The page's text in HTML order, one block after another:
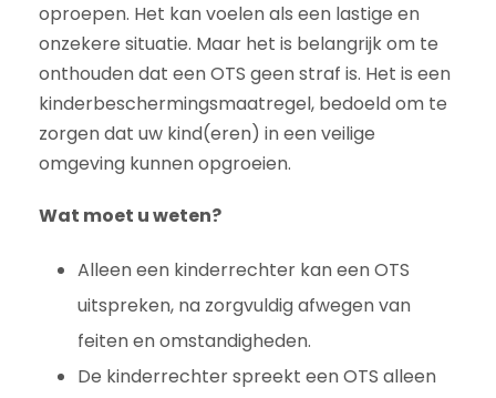
oproepen. Het kan voelen als een lastige en
onzekere situatie. Maar het is belangrijk om te
onthouden dat een OTS geen straf is. Het is een
kinderbeschermingsmaatregel, bedoeld om te
zorgen dat uw kind(eren) in een veilige
omgeving kunnen opgroeien.
Wat moet u weten?
Alleen een kinderrechter kan een OTS
uitspreken, na zorgvuldig afwegen van
feiten en omstandigheden.
De kinderrechter spreekt een OTS alleen